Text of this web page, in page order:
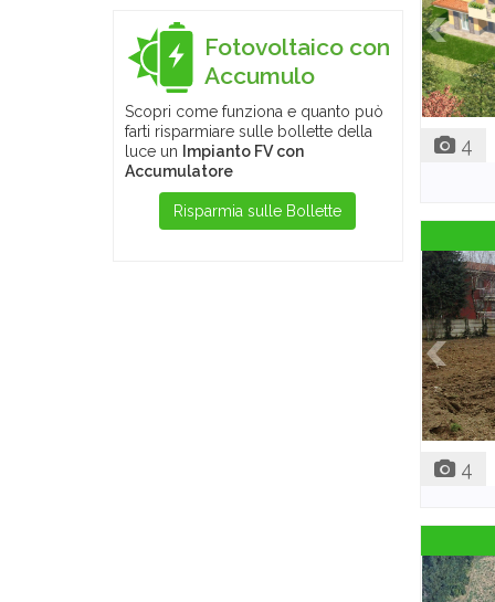
Fotovoltaico con
Accumulo
Scopri come funziona e quanto può
farti risparmiare sulle bollette della
luce un
Impianto FV con
Accumulatore
Risparmia sulle Bollette
4
4